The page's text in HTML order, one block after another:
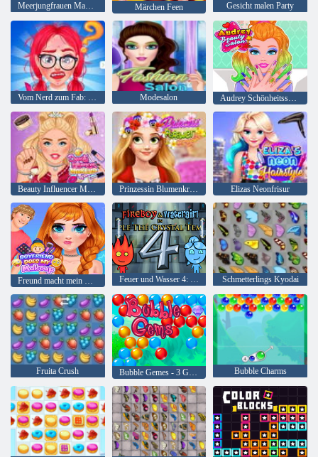
Meerjungfrauen Makeup Salon Märchen Feen Gesicht malen Party
Vom Nerd zum Fab: Prom Edition Modesalon Audrey Schönheitssalon
Beauty Influencer Make-up-Tipps Prinzessin Blumenkrone Elizas Neonfrisur
Feuer und Wasser 4: Kristalltempel Schmetterlings Kyodai
Fruita Crush Bubble Charms